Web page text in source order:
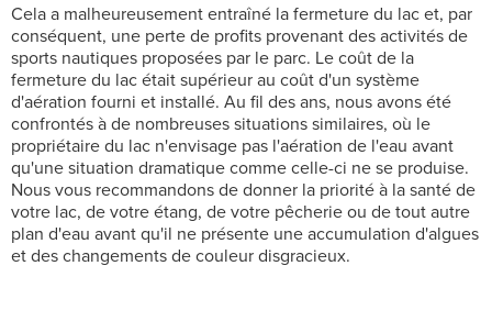
Cela a malheureusement entraîné la fermeture du lac et, par
conséquent, une perte de profits provenant des activités de
sports nautiques proposées par le parc. Le coût de la
fermeture du lac était supérieur au coût d'un système
d'aération fourni et installé. Au fil des ans, nous avons été
confrontés à de nombreuses situations similaires, où le
propriétaire du lac n'envisage pas l'aération de l'eau avant
qu'une situation dramatique comme celle-ci ne se produise.
Nous vous recommandons de donner la priorité à la santé de
votre lac, de votre étang, de votre pêcherie ou de tout autre
plan d'eau avant qu'il ne présente une accumulation d'algues
et des changements de couleur disgracieux.